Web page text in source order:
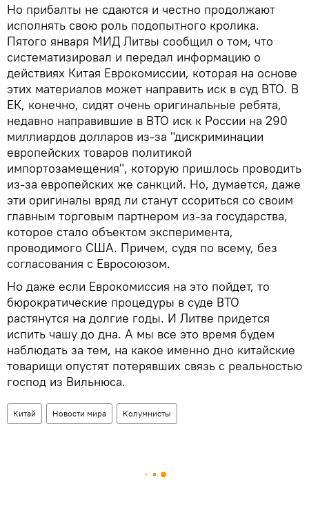
Но прибалты не сдаются и честно продолжают
исполнять свою роль подопытного кролика.
Пятого января МИД Литвы сообщил о том, что
систематизировал и передал информацию о
действиях Китая Еврокомиссии, которая на основе
этих материалов может направить иск в суд ВТО. В
ЕК, конечно, сидят очень оригинальные ребята,
недавно направившие в ВТО иск к России на 290
миллиардов долларов из-за "дискриминации
европейских товаров политикой
импортозамещения", которую пришлось проводить
из-за европейских же санкций. Но, думается, даже
эти оригиналы вряд ли станут ссориться со своим
главным торговым партнером из-за государства,
которое стало объектом эксперимента,
проводимого США. Причем, судя по всему, без
согласования с Евросоюзом.
Но даже если Еврокомиссия на это пойдет, то
бюрократические процедуры в суде ВТО
растянутся на долгие годы. И Литве придется
испить чашу до дна. А мы все это время будем
наблюдать за тем, на какое именно дно китайские
товарищи опустят потерявших связь с реальностью
господ из Вильнюса.
Китай Новости мира Колумнисты